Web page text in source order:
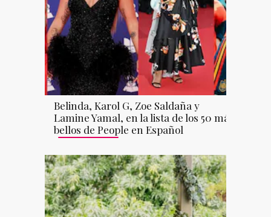
Belinda, Karol G, Zoe Saldaña y
Lamine Yamal, en la lista de los 50 más
bellos de People en Español